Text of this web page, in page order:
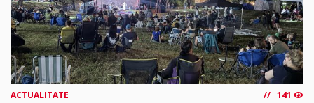
ACTUALITATE 141